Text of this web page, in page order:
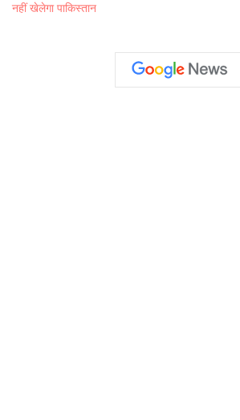
नहीं खेलेगा पाकिस्तान